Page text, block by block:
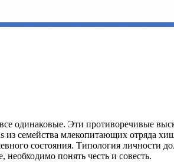
одинаковые. Эти противоречивые
из семейства млекопитающих отряда
состояния. Типология личности
необходимо понять честь и совесть.